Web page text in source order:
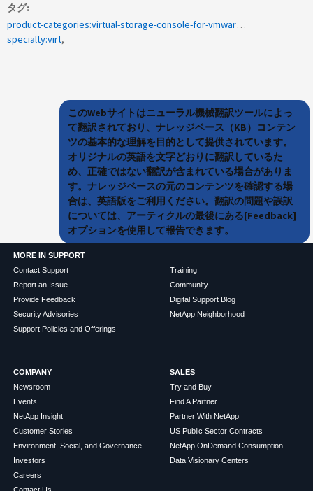
タグ
product-categories:virtual-storage-console-for-vmware-vsphere
specialty:virt
このWebサイトはニューラル機械翻訳ツールによっ
て翻訳されており、ナレッジベース（KB）コンテン
ツの基本的な理解を目的として提供されています。
オリジナルの英語を文字どおりに翻訳しているた
め、正確ではない翻訳が含まれている場合がありま
す。ナレッジベースの元のコンテンツを確認する場
合は、英語版をご利用ください。翻訳の問題や誤訳
については、アーティクルの最後にある[Feedback]
オプションを使用して報告できます。
MORE IN SUPPORT
Contact Support
Report an Issue
Provide Feedback
Security Advisories
Support Policies and Offerings
Training
Community
Digital Support Blog
NetApp Neighborhood
COMPANY
Newsroom
Events
NetApp Insight
Customer Stories
Environment, Social, and Governance
Investors
Careers
SALES
Try and Buy
Find A Partner
Partner With NetApp
US Public Sector Contracts
NetApp OnDemand Consumption
Data Visionary Centers